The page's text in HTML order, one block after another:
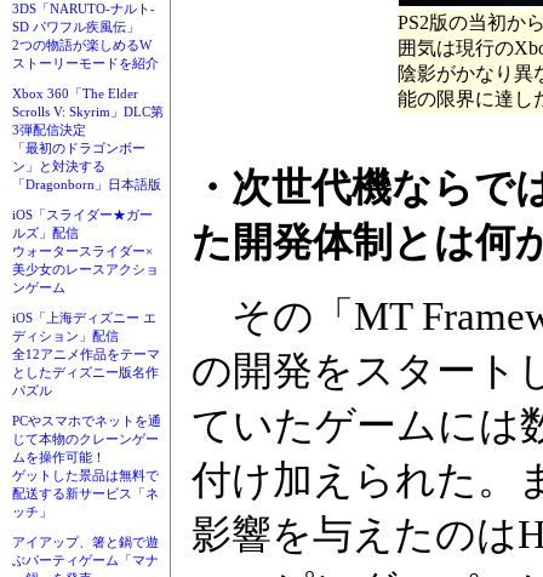
3DS「NARUTO-ナルト-
SD パワフル疾風伝」
2つの物語が楽しめるW
ストーリーモードを紹介
Xbox 360「The Elder
Scrolls V: Skyrim」DLC第
3弾配信決定
「最初のドラゴンボー
ン」と対決する
「Dragonborn」日本語版
iOS「スライダー★ガー
ルズ」配信
ウォータースライダー×
美少女のレースアクショ
ンゲーム
iOS「上海ディズニー エ
ディション」配信
全12アニメ作品をテーマ
としたディズニー版名作
パズル
PCやスマホでネットを通
じて本物のクレーンゲー
ムを操作可能！
ゲットした景品は無料で
配送する新サービス「ネ
ッチ」
アイアップ、箸と鍋で遊
ぶパーティゲーム「マナ
PS2版の当初か
囲気は現行の
陰影がかなり異
能の限界に達し
・次世代機なら
た開発体制とは何
その「MT
の開発をスタート
ていたゲームには
付け加えられた。
影響を与えたのは